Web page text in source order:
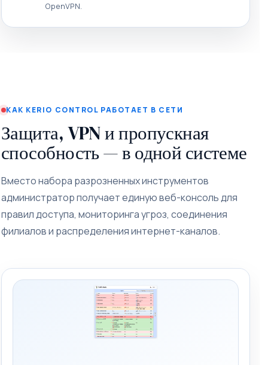
OpenVPN.
КАК KERIO CONTROL РАБОТАЕТ В СЕТИ
Защита, VPN и пропускная
способность — в одной системе
Вместо набора разрозненных инструментов
администратор получает единую веб-консоль для
правил доступа, мониторинга угроз, соединения
филиалов и распределения интернет-каналов.